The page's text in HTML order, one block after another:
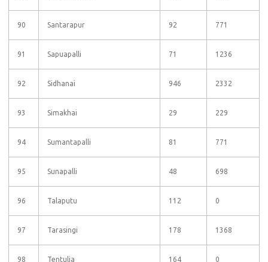
90 Santarapur 92 771
91 Sapuapalli 71 1236
92 Sidhanai 946 2332
93 Simakhai 29 229
94 Sumantapalli 81 771
95 Sunapalli 48 698
96 Talaputu 112 0
97 Tarasingi 178 1368
98 Tentulia 164 0